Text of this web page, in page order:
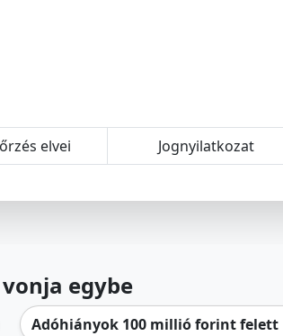
elvei Jognyilatkozat
egybe
Adóhiányok 100 millió forint felett